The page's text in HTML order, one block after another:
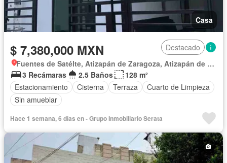
Casa
$ 7,380,000 MXN
Destacado
Fuentes de Satélte, Atizapán de Zaragoza, Atizapán de Zaragoza
3 Recámaras
2.5 Baños
128 m²
Estacionamiento
Cisterna Terraza
Cuarto de Limpieza
Sin amueblar
Hace 1 semana, 6 días en - Grupo Inmobiliario Serata